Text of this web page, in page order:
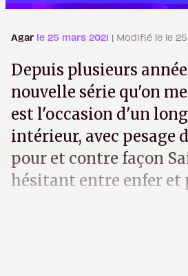
Agar le 25 mars 2021 | Modifié le le
Depuis plusieurs
nouvelle série qu'on
est l'occasion d'un
intérieur, avec pesage
pour et contre façon
hésitant entre enfer et